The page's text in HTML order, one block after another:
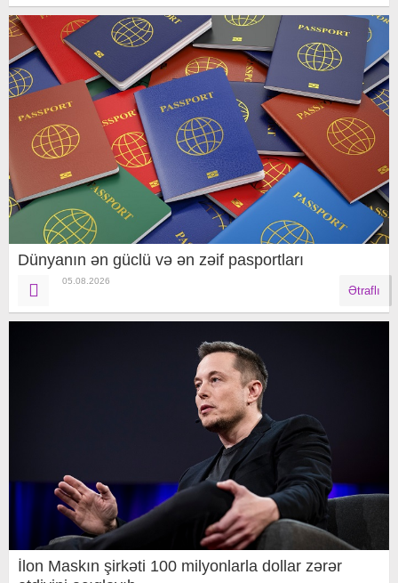
Dünyanın ən güclü və ən zəif pasportları
05.08.2026
Ətraflı
İlon Maskın şirkəti 100 milyonlarla dollar zərər